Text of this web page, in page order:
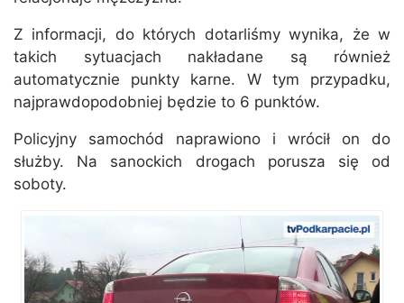
Z informacji, do których dotarliśmy wynika, że w
takich sytuacjach nakładane są również
automatycznie punkty karne. W tym przypadku,
najprawdopodobniej będzie to 6 punktów.
Policyjny samochód naprawiono i wrócił on do
służby. Na sanockich drogach porusza się od
soboty.